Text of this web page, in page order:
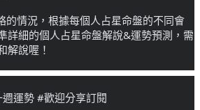
情況，根據每個人占星命盤的不同會
詳細的個人占星命盤解說&運勢預測，需
解說喔！
運勢 #歡迎分享訂閱